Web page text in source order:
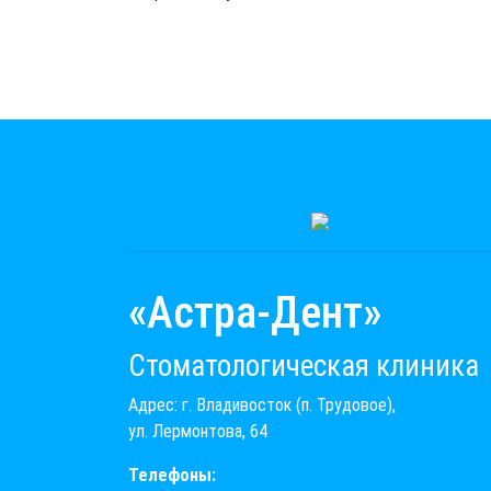
«Астра-Дент»
Стоматологическая клиника
Адрес: г. Владивосток (п. Трудовое),
ул. Лермонтова, 64
Телефоны: